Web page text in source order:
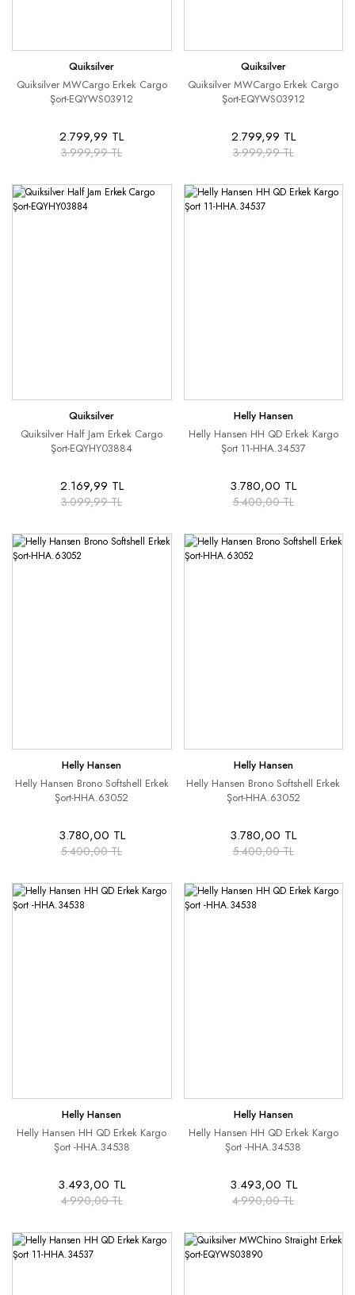
Quiksilver
Quiksilver MWCargo Erkek Cargo
Şort-EQYWS03912
2.799,99 TL
3.999,99 TL
Quiksilver
Quiksilver MWCargo Erkek Cargo
Şort-EQYWS03912
2.799,99 TL
3.999,99 TL
Quiksilver
Quiksilver Half Jam Erkek Cargo
Şort-EQYHY03884
2.169,99 TL
3.099,99 TL
Helly Hansen
Helly Hansen HH QD Erkek Kargo
Şort 11-HHA.34537
3.780,00 TL
5.400,00 TL
Helly Hansen
Helly Hansen Brono Softshell Erkek
Şort-HHA.63052
3.780,00 TL
5.400,00 TL
Helly Hansen
Helly Hansen Brono Softshell Erkek
Şort-HHA.63052
3.780,00 TL
5.400,00 TL
Helly Hansen
Helly Hansen HH QD Erkek Kargo
Şort -HHA.34538
3.493,00 TL
4.990,00 TL
Helly Hansen
Helly Hansen HH QD Erkek Kargo
Şort -HHA.34538
3.493,00 TL
4.990,00 TL